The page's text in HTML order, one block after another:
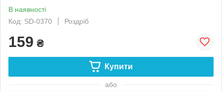
В наявності
Код: SD-0370
Роздріб
159 ₴
Купити
або